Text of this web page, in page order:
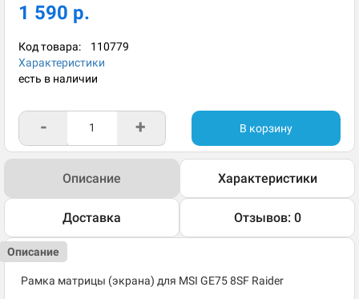
1 590 р.
Код товара: 110779
Характеристики
есть в наличии
- + В корзину
Описание Характеристики
Доставка Отзывов: 0
Описание
Рамка матрицы (экрана) для MSI GE75 8SF Raider